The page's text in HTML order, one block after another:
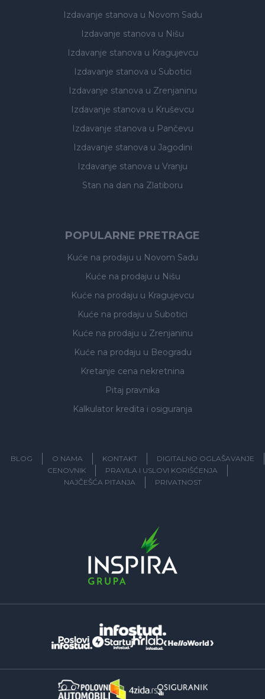
Izdavanje stanova u Novom Sadu
Izdavanje stanova u Nišu
Izdavanje stanova u Kragujevcu
Izdavanje stanova u Subotici
Izdavanje stanova u Zrenjaninu
Izdavanje stanova u Kruševcu
Izdavanje stanova u Pančevu
Izdavanje stanova u Jagodini
Izdavanje stanova u Vranju
Stan na dan na Zlatiboru
POPULARNE PRETRAGE
Kuće na prodaju u Novom Sadu
Kuće na prodaju u Nišu
Kuće na prodaju u Kragujevcu
Kuće na prodaju u Subotici
Kuće na prodaju u Zrenjaninu
Kuće na prodaju u Beogradu
Kretanje cena nekretnina
Pitaj pravnika
Kalkulator kredita i osiguranja
BLOG O NAMA KONTAKT
DIGITALNO OGLAŠAVANJE
CENOVNIK
PRAVILA I USLOVI KORIŠĆENJA
NAJČEŠĆA PITANJA
PRIVATNOST